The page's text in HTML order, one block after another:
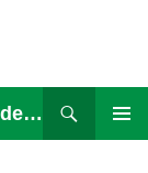
Mestrado em Ciência e Engenharia de Materiais
para